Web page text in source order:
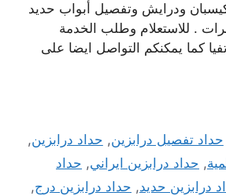
ودرايش وتفصيل أبواب حديد
. للاستعلام وطلب الخدمة
كما يمكنكم التواصل ايضا على
حداد تفصيل درابزين, حداد درابزين,
, حداد درابزين ايراني, حداد
درابزين حديد, حداد درابزين درج,